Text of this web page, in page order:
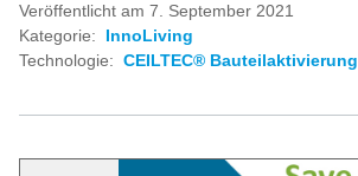
Veröffentlicht am 7. September 2021
Kategorie:
InnoLiving
Technologie: CEILTEC® Bauteilaktivierung